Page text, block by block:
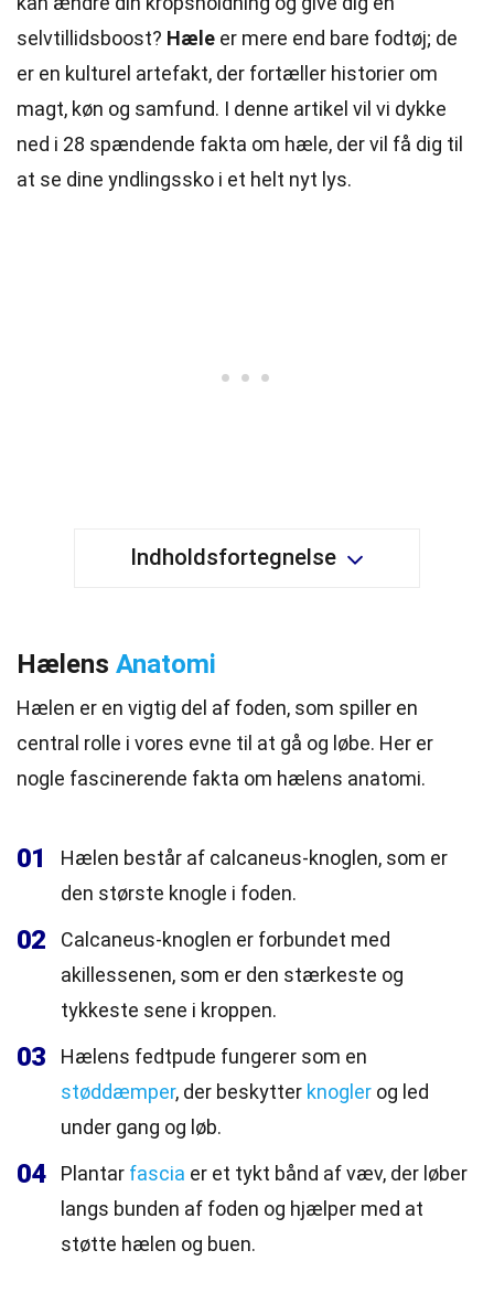
selvtillidsboost? Hæle er mere end bare fodtøj; de
er en kulturel artefakt, der fortæller historier om
magt, køn og samfund. I denne artikel vil vi dykke
ned i 28 spændende fakta om hæle, der vil få dig til
at se dine yndlingssko i et helt nyt lys.
Indholdsfortegnelse
Hælens Anatomi
Hælen er en vigtig del af foden, som spiller en
central rolle i vores evne til at gå og løbe. Her er
nogle fascinerende fakta om hælens anatomi.
01
Hælen består af calcaneus-knoglen, som er
den største knogle i foden.
02
Calcaneus-knoglen er forbundet med
akillessenen, som er den stærkeste og
tykkeste sene i kroppen.
03
Hælens fedtpude fungerer som en
støddæmper, der beskytter knogler og led
under gang og løb.
04 Plantar fascia er et tykt bånd af væv, der løber
langs bunden af foden og hjælper med at
støtte hælen og buen.